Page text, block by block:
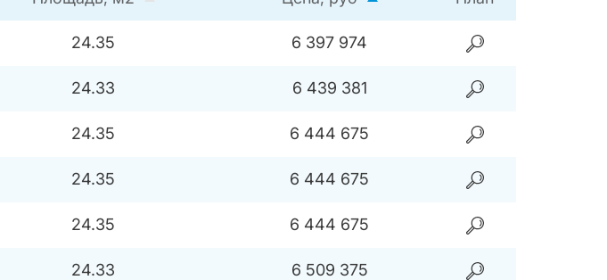
24.35 6 397 974
24.33 6 439 381
24.35 6 444 675
24.35 6 444 675
24.35 6 444 675
24.33 6 509 375